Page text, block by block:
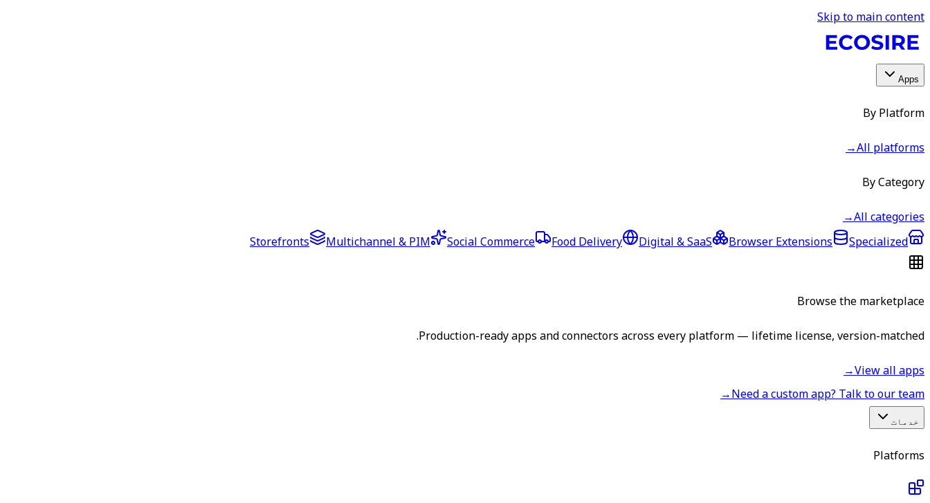
Skip to main content
Apps
By Platform
All platforms
→
By Category
All categories
→
Storefronts
Multichannel & PIM Social Commerce Food Delivery Digital & SaaS Browser Extensions Specialized
Browse the marketplace
Production-ready apps and connectors across every platform — lifetime license, version-matched.
View all apps
→
Need a custom app? Talk to our team
→
خدمات
Platforms